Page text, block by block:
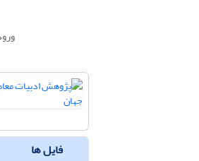
فایل ها